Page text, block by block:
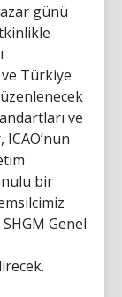
günü
ve Türkiye
ve
bir
Genel